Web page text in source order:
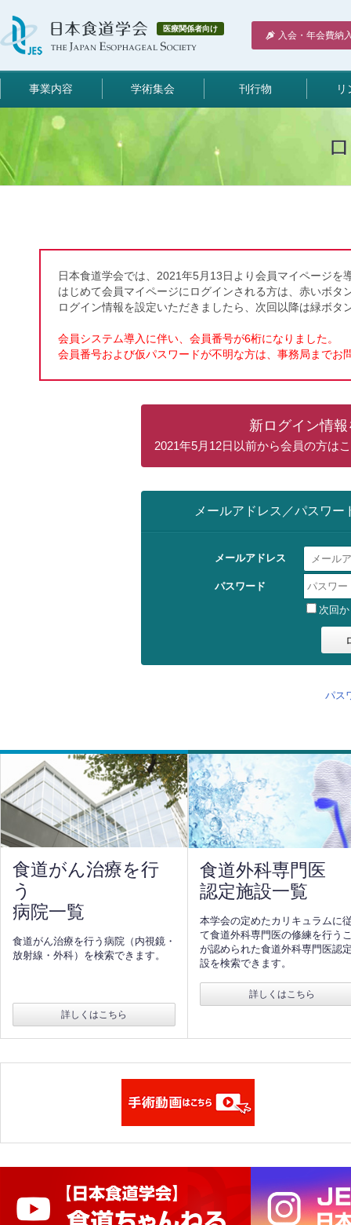
医療関係者向け
入会・年会費納
事業内容 学術集会 刊行物 リ
日本食道学会では、2021年5月13日より会員マイページを
はじめて会員マイページにログインされる方は、赤いボタ
ログイン情報を設定いただきましたら、次回以降は緑ボ
会員システム導入に伴い、会員番号が6桁になりました。
会員番号および仮パスワードが不明な方は、事務局までお
新ログイン情
2021年5月12日以前から会員の方は
メールアドレス／パスワ
メールアドレス
パスワード
次回
パス
食道がん治療を行
う
病院一覧
食道がん治療を行う病院（内視鏡・
放射線・外科）を検索できます。
詳しくはこちら
食道外科専門医
認定施設一覧
本学会の定めたカリキュラムに
て食道外科専門医の修練を行う
が認められた食道外科専門医認
設を検索できます。
詳しくはこちら